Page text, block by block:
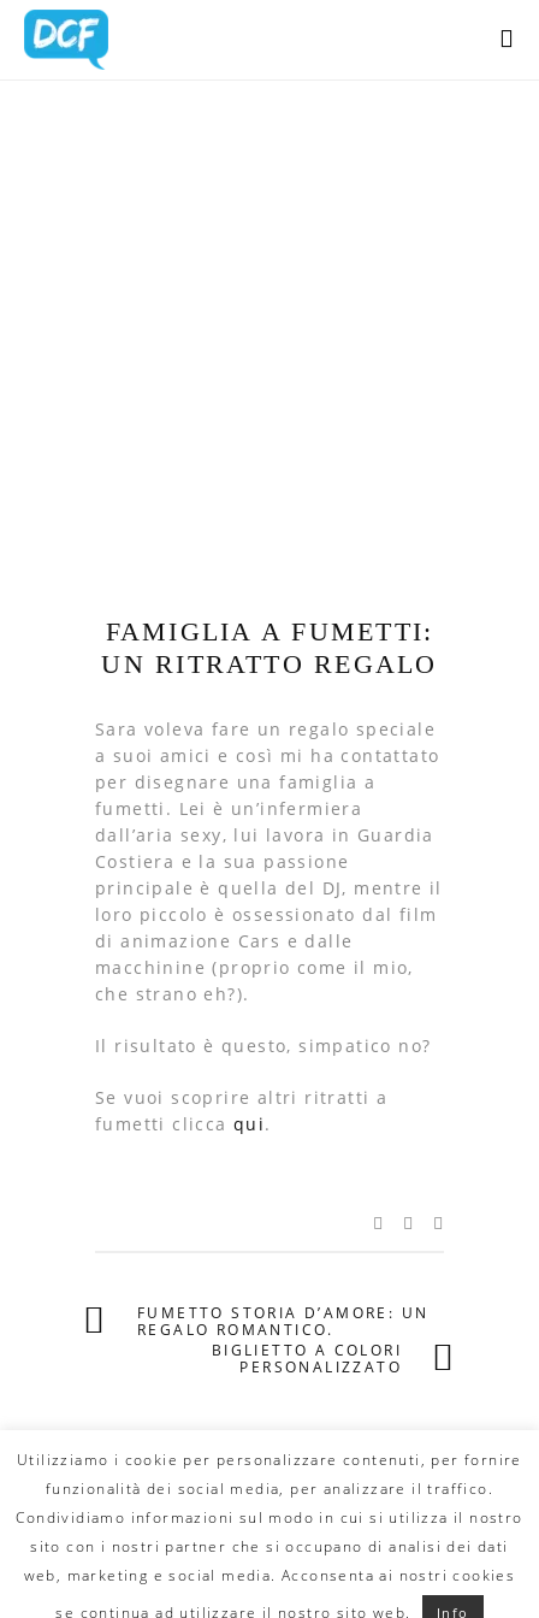
Home
FAMIGLIA A FUMETTI:
UN RITRATTO REGALO
Sara voleva fare un regalo speciale
a suoi amici e così mi ha contattato
per disegnare una famiglia a
fumetti. Lei è un’infermiera
dall’aria sexy, lui lavora in Guardia
Costiera e la sua passione
principale è quella del DJ, mentre il
loro piccolo è ossessionato dal film
di animazione Cars e dalle
macchinine (proprio come il mio,
che strano eh?).
Il risultato è questo, simpatico no?
Se vuoi scoprire altri ritratti a
fumetti cliccaqui.
FUMETTO STORIA D’AMORE: UN
REGALO ROMANTICO.
BIGLIETTO A COLORI
PERSONALIZZATO
© Copyright 2020 DILLO CON UN FUMETTO. All
Rights Reserved - MAIL:
info@dilloconunfumetto.it
-
TEL: 339.7079217 -PRIVACY POLICY-COOKIE
POLICY
Utilizziamo i cookie per personalizzare contenuti, per fornire
funzionalità dei social media, per analizzare il traffico.
Condividiamo informazioni sul modo in cui si utilizza il nostro
sito con i nostri partner che si occupano di analisi dei dati
web, marketing e social media. Acconsenta ai nostri cookies
se continua ad utilizzare il nostro sito web.
Info